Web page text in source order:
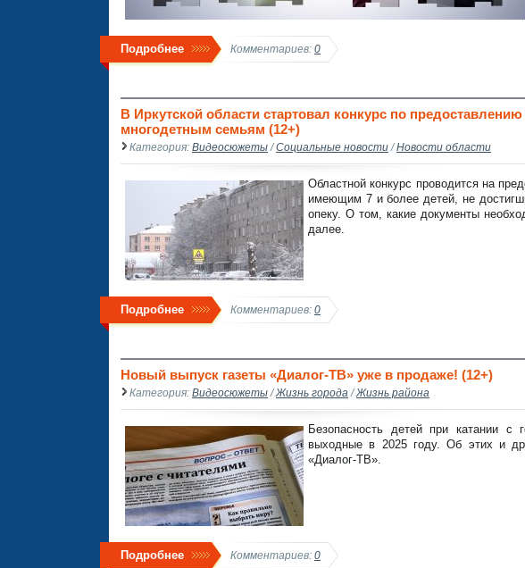
Подробнее Комментариев: 0
В Иркутской области стартовал конкурс по
многодетным семьям (12+)
Категория: Видеосюжеты /Социальные новости /Новости области
Областной конкурс проводится на
имеющим 7 и более детей, не
опеку. О том, какие документы
далее.
Подробнее Комментариев: 0
Новый выпуск газеты «Диалог-ТВ» уже в продаже! (12+)
Категория: Видеосюжеты /Жизнь города /Жизнь района
Безопасность детей при катании с
выходные в 2025 году. Об этих и
«Диалог-ТВ».
Подробнее Комментариев: 0